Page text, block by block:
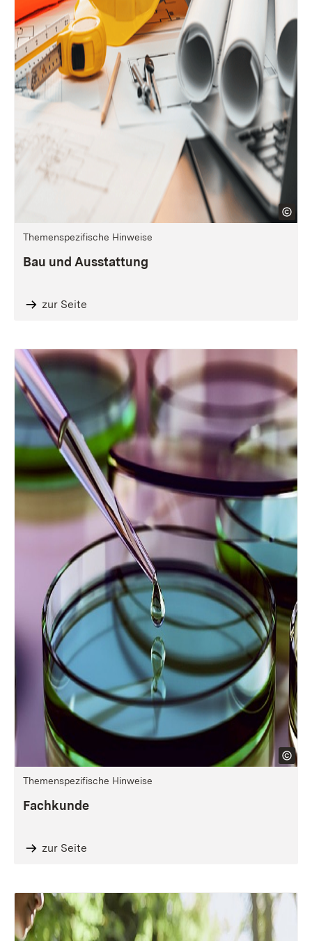
Themenspezifische Hinweise
Bau und Ausstattung
zur Seite
Themenspezifische Hinweise
Fachkunde
zur Seite